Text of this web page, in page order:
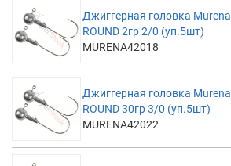
Джиггерная головка Murena
ROUND 2гр 2/0 (уп.5шт)
MURENA42018
Джиггерная головка Murena
ROUND 30гр 3/0 (уп.5шт)
MURENA42022